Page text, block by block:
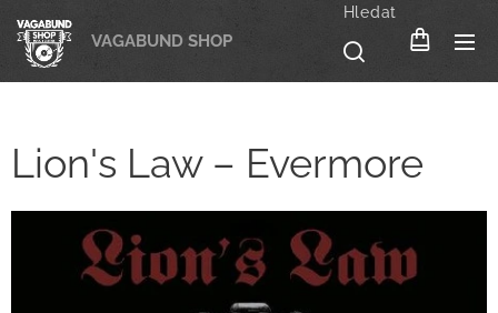
VAGABUND SHOP
Hledat
Lion's Law – Evermore